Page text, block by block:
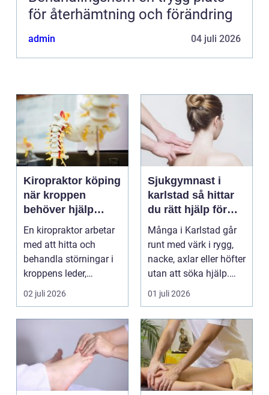
för återhämtning och förändring
admin 04 juli 2026
Kiropraktor köping
när kroppen
behöver hjälp
tillbaka
En kiropraktor arbetar
med att hitta och
behandla störningar i
kroppens leder,
muskler och
nervsyste...
02 juli 2026
Sjukgymnast i
karlstad så hittar
du rätt hjälp för
kroppen
Många i Karlstad går
runt med värk i rygg,
nacke, axlar eller höfter
utan att söka hjälp.
Andra har ...
01 juli 2026